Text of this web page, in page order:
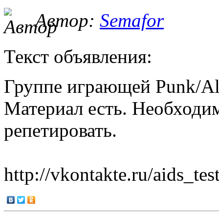
Автор: Semafor
Текст объявления:
Группе играющей Punk/
Материал есть.
репетировать.
http://vkontakte.ru/